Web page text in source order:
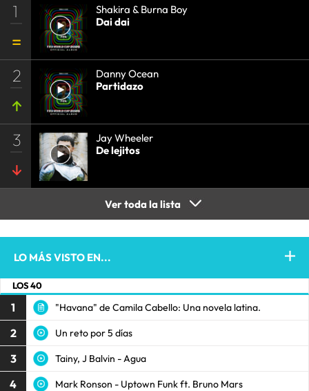
1
Shakira & Burna Boy
Dai dai
2
Danny Ocean
Partidazo
3
Jay Wheeler
De lejitos
Ver toda la lista
LO MÁS VISTO EN...
LOS 40
1 "Havana" de Camila Cabello: Una novela latina.
2 Un reto por 5 días
3 Tainy, J Balvin - Agua
4 Mark Ronson - Uptown Funk ft. Bruno Mars